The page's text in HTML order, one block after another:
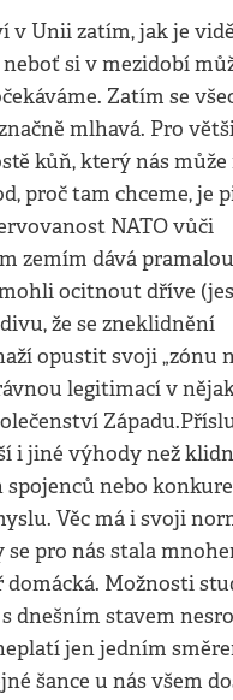
v Unii zatím, jak je
neboť si v mezidobí
Zatím se
mlhavá. Pro
kůň, který nás
proč tam chceme, je
NATO vůči
zemím dává
ocitnout dříve
že se zneklidnění
opustit svoji „zónu
legitimací v
i jiné výhody než
spojenců nebo
Věc má i svoji
pro nás stala
Možnosti
dnešním stavem
jen jedním
šance u nás všem